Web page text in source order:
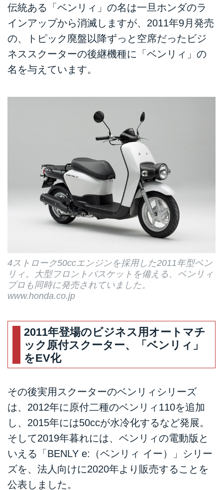
伝統ある「ベンリィ」の名は一旦ホンダのラ
インアップから消滅しますが、2011年9月発売
の、トピック廃盤以降ずっと空席だったビジ
ネススクーターの後継機種に「ベンリィ」の
名を与えています。
4ストローク50ccエンジンを採用した2011年型ベン
リィ。大型フロントバスケットを備える、ベンリィ
プロも同時に発売されていました。
www.honda.co.jp
2011年登場のビジネス用オートマチ
ック原付スクーター、「ベンリィ」
をEV化
その後実用スクーターのベンリィシリーズ
は、2012年に原付二種のベンリィ110を追加
し、2015年には50ccが水冷化するなど発展。
そして2019年暮れには、ベンリィの電動版と
いえる「BENLY e:（ベンリィ イー）」シリー
ズを、法人向けに2020年より販売することを
公表しました。